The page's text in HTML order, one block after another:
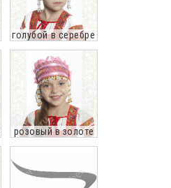
голубой в серебре
розовый в золоте